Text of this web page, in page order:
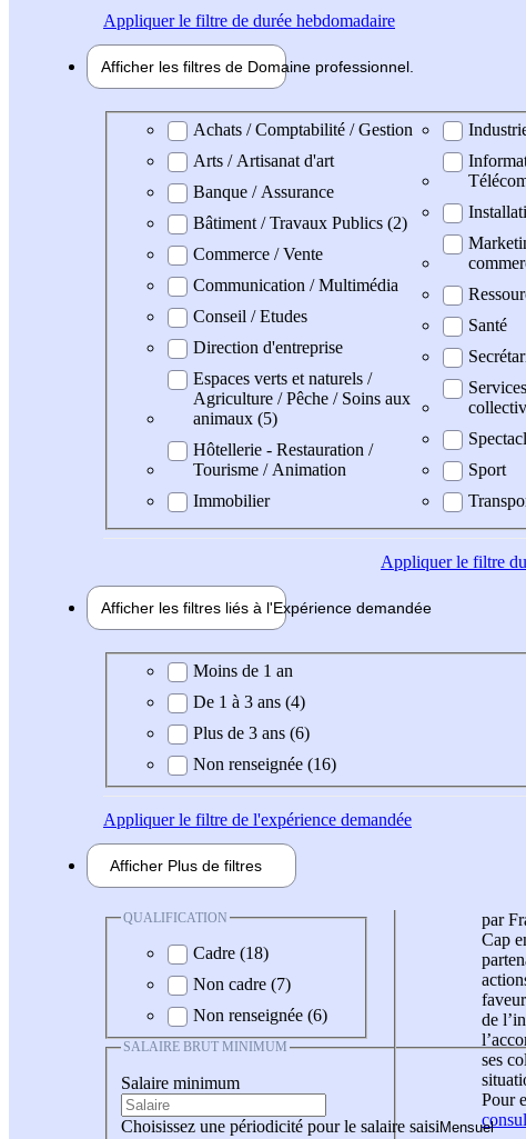
Appliquerle filtre de durée hebdomadaire
Afficher les filtres de Domaine professionnel
Domaine professionel
Achats / Comptabilité / Gestion
Arts / Artisanat d'art
Banque / Assurance
Bâtiment / Travaux Publics (2)
Commerce / Vente
Communication / Multimédia
Conseil / Etudes
Direction d'entreprise
Espaces verts et naturels /
Agriculture / Pêche / Soins aux
animaux (5)
Hôtellerie - Restauration /
Tourisme / Animation
Immobilier
Santé
Sport
Appliquerle filtre du
Afficher les filtres liés à l'Expérience demandée
Expérience demandée
Moins de 1 an
De 1 à 3 ans (4)
Plus de 3 ans (6)
Non renseignée (16)
Appliquerle filtre de l'expérience demandée
Afficher Plus de filtres
QUALIFICATION
Cadre (18)
Non cadre (7)
Non renseignée (6)
SALAIRE BRUT MINIMUM
Salaire minimum
Choisissez une périodicité pour le salaire saisi
par
Cap
de
ses
Pour